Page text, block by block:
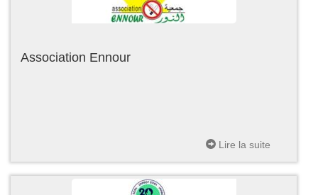
Association Ennour
Lire la suite